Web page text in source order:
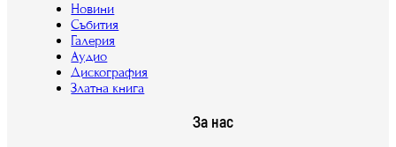
Новини
Събития
Галерия
Аудио
Дискография
Златна книга
За нас